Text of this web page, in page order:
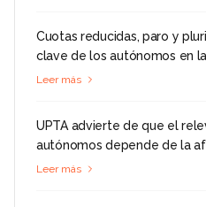
Cuotas reducidas, paro y
clave de los autónomos en
Leer más
UPTA advierte de que el
autónomos depende de la
Leer más